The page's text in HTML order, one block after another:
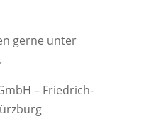
gerne unter
– Friedrich-